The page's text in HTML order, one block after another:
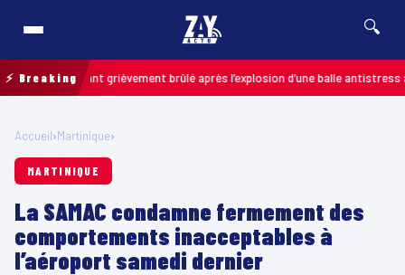
🔍
⚡ Breaking
: un enfant grièvement brûlé après l’explosion d’une balle antistress
Accueil›Martinique›
MARTINIQUE
La SAMAC condamne fermement des
comportements inacceptables à
l’aéroport samedi dernier